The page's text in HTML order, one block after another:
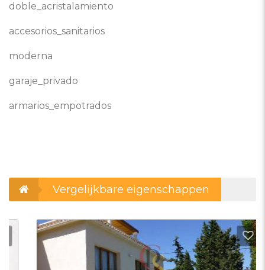
doble_acristalamiento
accesorios_sanitarios
moderna
garaje_privado
armarios_empotrados
Vergelijkbare eigenschappen
aan favorieten